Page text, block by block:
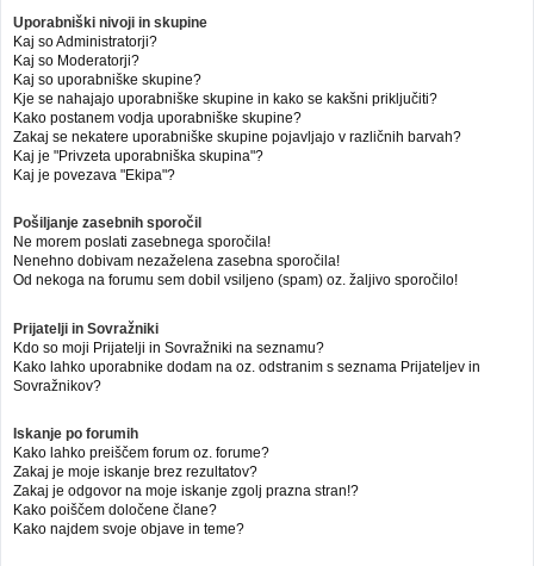
Uporabniški nivoji in skupine
Kaj so Administratorji?
Kaj so Moderatorji?
Kaj so uporabniške skupine?
Kje se nahajajo uporabniške skupine in kako se kakšni priključiti?
Kako postanem vodja uporabniške skupine?
Zakaj se nekatere uporabniške skupine pojavljajo v različnih barvah?
Kaj je "Privzeta uporabniška skupina"?
Kaj je povezava "Ekipa"?
Pošiljanje zasebnih sporočil
Ne morem poslati zasebnega sporočila!
Nenehno dobivam nezaželena zasebna sporočila!
Od nekoga na forumu sem dobil vsiljeno (spam) oz. žaljivo sporočilo!
Prijatelji in Sovražniki
Kdo so moji Prijatelji in Sovražniki na seznamu?
Kako lahko uporabnike dodam na oz. odstranim s seznama Prijateljev in
Sovražnikov?
Iskanje po forumih
Kako lahko preiščem forum oz. forume?
Zakaj je moje iskanje brez rezultatov?
Zakaj je odgovor na moje iskanje zgolj prazna stran!?
Kako poiščem določene člane?
Kako najdem svoje objave in teme?